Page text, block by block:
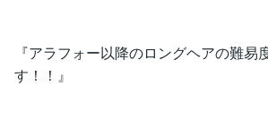
『アラフォー以降のロングヘアの難易
す！！』